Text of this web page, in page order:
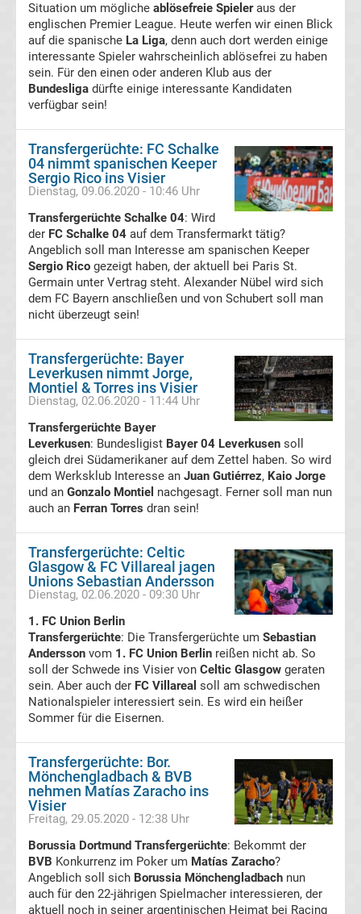
vom
Transfermarkt
Trainerentlassungen
Bundesliga
Porträts
Fußballklubs
La
Liga
Copa
del
Rey
La
Liga
Live
Stream
La
Liga
Torjägerliste
La
Liga
La
Situation um mögliche ablösefreie Spieleraus der
englischen Premier League. Heute werfen wir einen Blick
auf die spanische La Liga, denn auch dort werden einige
interessante Spieler wahrscheinlich ablösefrei zu haben
sein. Für den einen oder anderen Klub aus der
Bundesliga dürfte einige interessante Kandidaten
verfügbar sein!
Transfergerüchte: FC Schalke
04 nimmt spanischen Keeper
Sergio Rico ins Visier
Dienstag, 09.06.2020 - 10:46 Uhr
Transfergerüchte Schalke 04: Wird
der FC Schalke 04 auf dem Transfermarkt tätig?
Angeblich soll man Interesse am spanischen Keeper
Sergio Rico gezeigt haben, der aktuell bei Paris St.
Germain unter Vertrag steht. Alexander Nübel wird sich
dem FC Bayern anschließen und von Schubert soll man
nicht überzeugt sein!
Transfergerüchte: Bayer
Leverkusen nimmt Jorge,
Montiel & Torres ins Visier
Dienstag, 02.06.2020 - 11:44 Uhr
Transfergerüchte Bayer
Leverkusen: Bundesligist Bayer 04 Leverkusen soll
gleich drei Südamerikaner auf dem Zettel haben. So wird
dem Werksklub Interesse an Juan Gutiérrez, Kaio Jorge
und an Gonzalo Montiel nachgesagt. Ferner soll man nun
auch an Ferran Torres dran sein!
Transfergerüchte: Celtic
Glasgow & FC Villareal jagen
Unions Sebastian Andersson
Dienstag, 02.06.2020 - 09:30 Uhr
1. FC Union Berlin
Transfergerüchte: Die Transfergerüchte um Sebastian
Andersson vom 1. FC Union Berlin reißen nicht ab. So
soll der Schwede ins Visier von Celtic Glasgow geraten
sein. Aber auch der FC Villareal soll am schwedischen
Nationalspieler interessiert sein. Es wird ein heißer
Sommer für die Eisernen.
Transfergerüchte: Bor.
Mönchengladbach & BVB
nehmen Matías Zaracho ins
Visier
Freitag, 29.05.2020 - 12:38 Uhr
Borussia Dortmund Transfergerüchte: Bekommt der
BVB Konkurrenz im Poker um Matías Zaracho?
Angeblich soll sich Borussia Mönchengladbach nun
auch für den 22-jährigen Spielmacher interessieren, der
aktuell noch in seiner argentinischen Heimat bei Racing